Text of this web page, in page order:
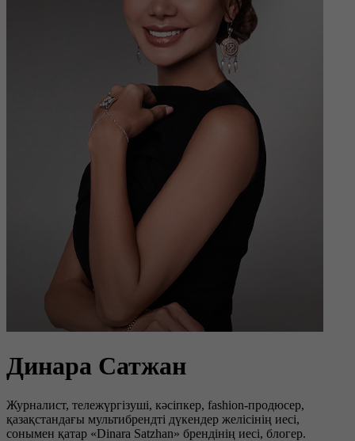
Динара Сатжан
Журналист, тележүргізуші, кәсіпкер, fashion-продюсер,
қазақстандағы мультибрендті дүкендер желісінің иесі,
сонымен қатар «Dinara Satzhan» брендінің иесі, блогер.